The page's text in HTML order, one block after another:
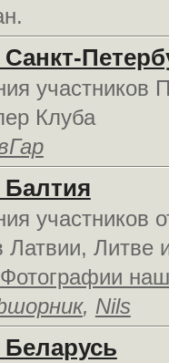
участников
Клуба
участников
Латвии, Литве
Фотографии
, Nils